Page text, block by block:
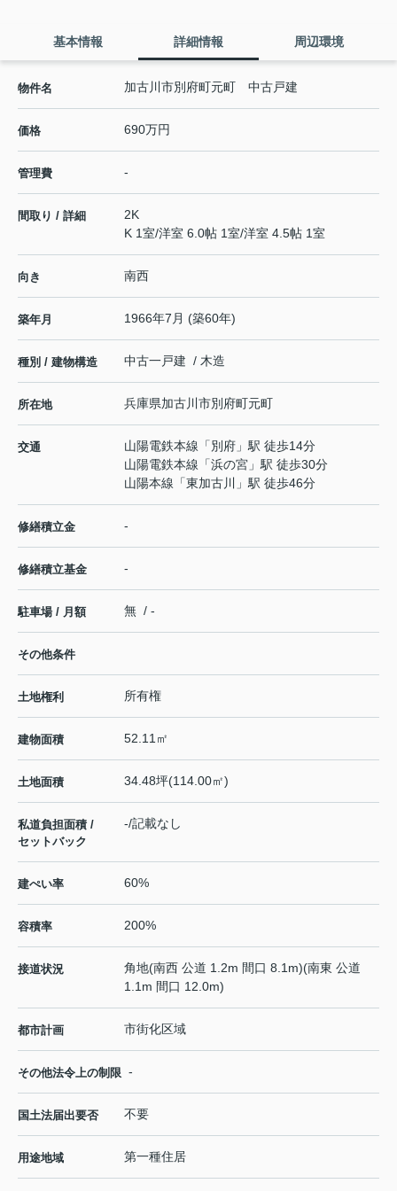
基本情報 詳細情報 周辺環境
物件名 加古川市別府町元町 中古戸建
価格 690万円
管理費 -
間取り / 詳細
2K
K 1室/洋室 6.0帖 1室/洋室 4.5帖 1室
向き 南西
築年月 1966年7月 (築60年)
種別 / 建物構造 中古一戸建 / 木造
所在地 兵庫県加古川市別府町元町
交通 山陽電鉄本線 「別府 」駅 徒歩14分
山陽電鉄本線 「浜の宮 」駅 徒歩30分
山陽本線 「東加古川 」駅 徒歩46分
修繕積立金 -
修繕積立基金 -
駐車場 / 月額 無 / -
その他条件
土地権利 所有権
建物面積 52.11㎡
土地面積 34.48坪(114.00㎡)
私道負担面積 /
セットバック
-/記載なし
建ぺい率 60%
容積率 200%
接道状況
角地(南西 公道 1.2m 間口 8.1m)(南東 公道
1.1m 間口 12.0m)
都市計画 市街化区域
その他法令上の制限 -
国土法届出要否 不要
用途地域 第一種住居